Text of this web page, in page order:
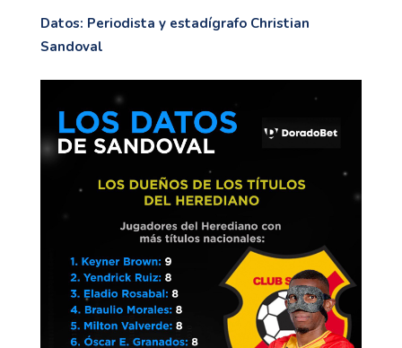
Datos: Periodista y estadígrafo Christian
Sandoval